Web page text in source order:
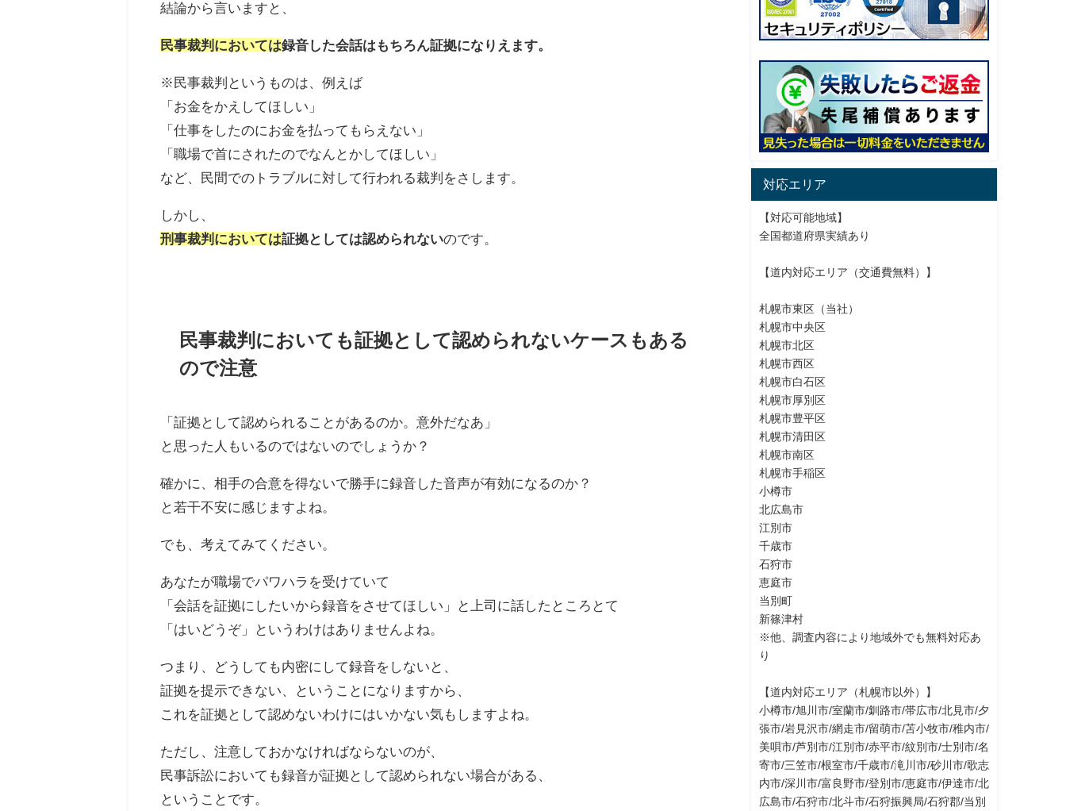
結論から言いますと、
民事裁判においては録音した会話は もちろん証拠になりえます。
※民事裁判というものは、例えば
「お金をかえしてほしい」
「仕事をしたのにお金を払ってもらえない」
「職場で首にされたのでなんとかしてほしい」
など、民間でのトラブルに対して行われる裁判をさします。
しかし、
刑事裁判においては証拠としては認められないのです。
民事裁判においても証拠として認められないケースもある
ので注意
「証拠として認められることがあるのか。意外だなあ」
と思った人もいるのではないのでしょうか？
確かに、相手の合意を得ないで勝手に録音した音声が有効になるのか？
と若干不安に感じますよね。
でも、考えてみてください。
あなたが職場でパワハラを受けていて
「会話を証拠にしたいから録音をさせてほしい」と上司に話したところとて
「はいどうぞ」というわけはありませんよね。
つまり、どうしても内密にして録音をしないと、
証拠を提示できない、ということになりますから、
これを証拠として認めないわけにはいかない気もしますよね。
ただし、注意しておかなければならないのが、
民事訴訟においても録音が証拠として認められない場合がある、
ということです。
対応エリア
【対応可能地域】
全国都道府県実績あり
【道内対応エリア（交通費無料）】
札幌市東区（当社）
札幌市中央区
札幌市北区
札幌市西区
札幌市白石区
札幌市厚別区
札幌市豊平区
札幌市清田区
札幌市南区
札幌市手稲区
小樽市
北広島市
江別市
千歳市
石狩市
恵庭市
当別町
新篠津村
※他、調査内容により地域外でも無料対応あ
り
【道内対応エリア（札幌市以外）】
小樽市/旭川市/室蘭市/釧路市/帯広市/北見市/夕
張市/岩見沢市/網走市/留萌市/苫小牧市/稚内市/
美唄市/芦別市/江別市/赤平市/紋別市/士別市/名
寄市/三笠市/根室市/千歳市/滝川市/砂川市/歌志
内市/深川市/富良野市/登別市/恵庭市/伊達市/北
広島市/石狩市/北斗市/石狩振興局/石狩郡/当別